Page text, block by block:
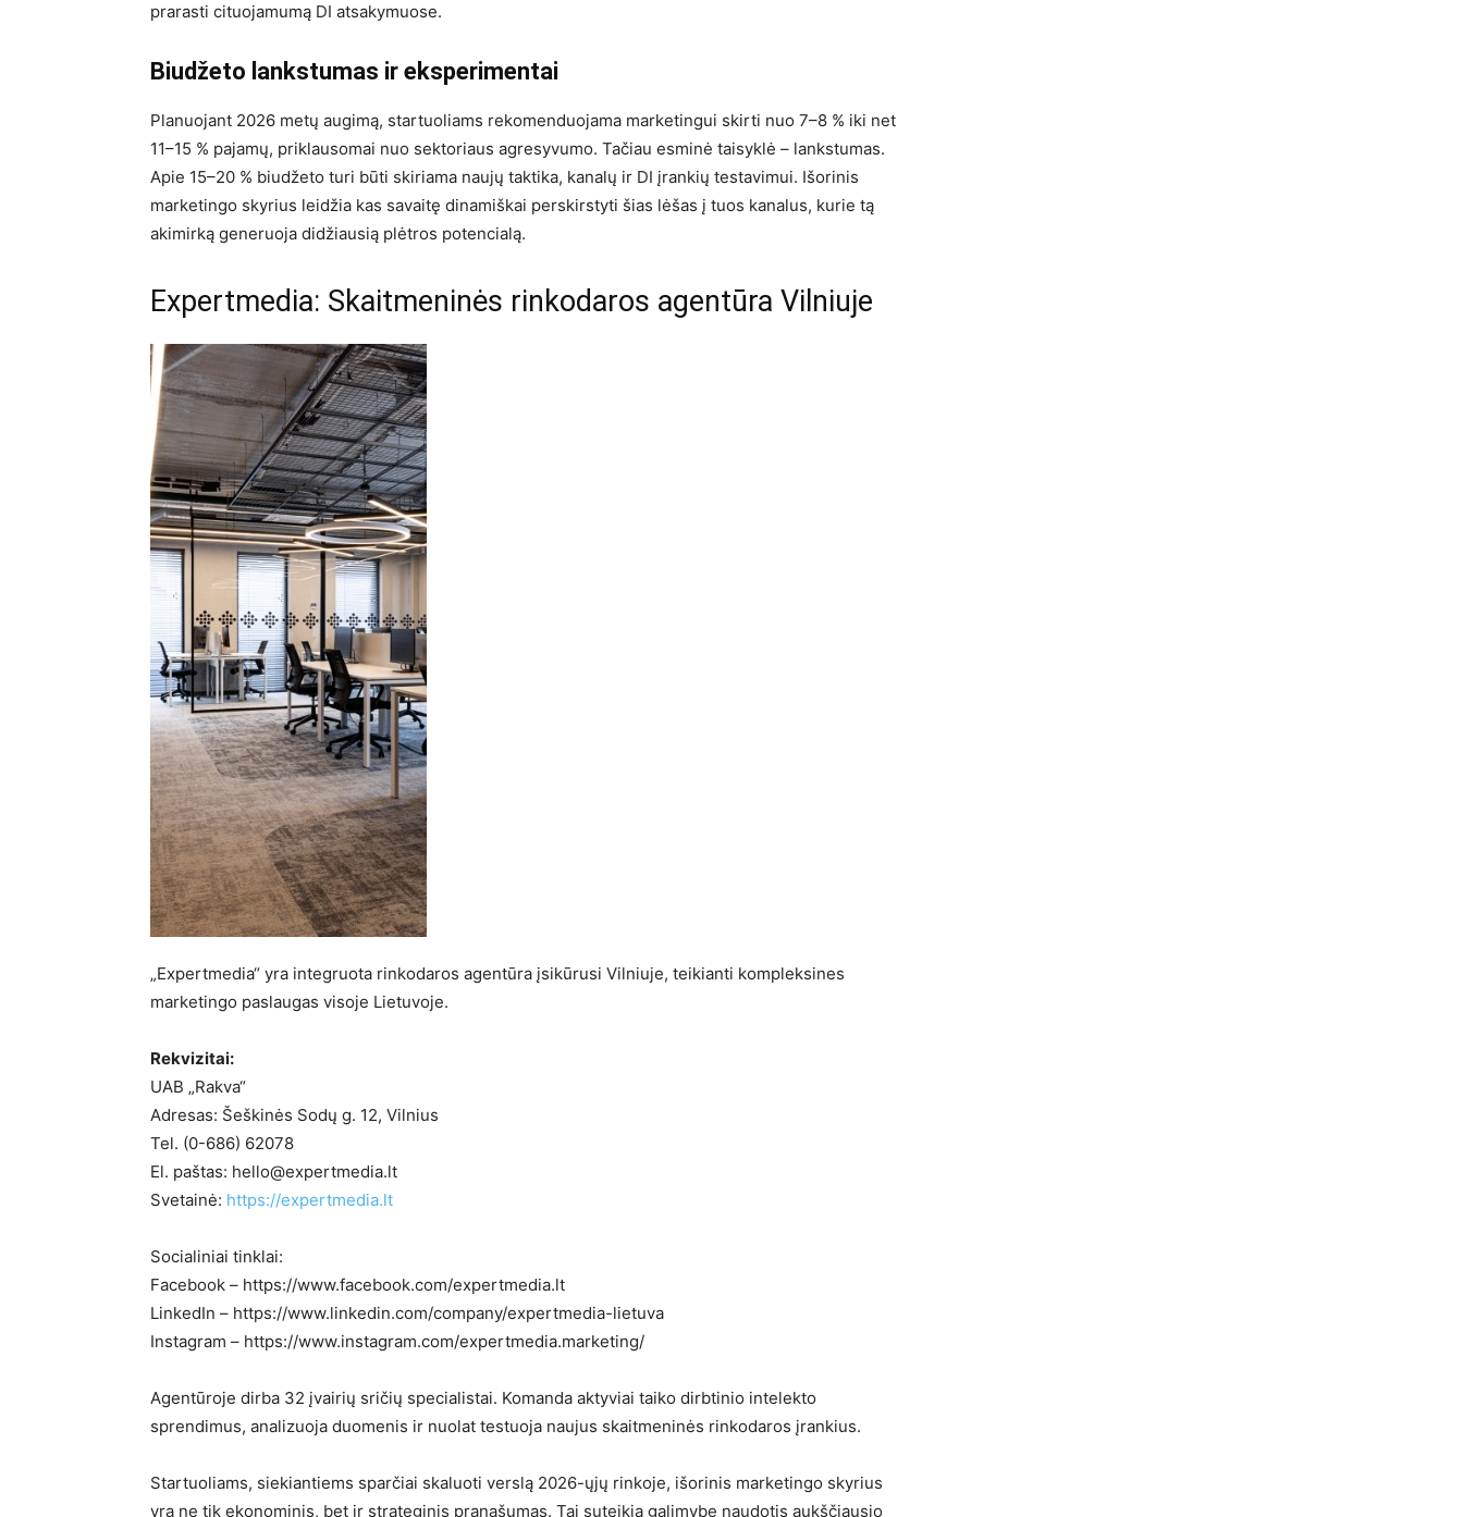
prarasti cituojamumą DI atsakymuose.
Biudžeto lankstumas ir eksperimentai
Planuojant 2026 metų augimą, startuoliams rekomenduojama marketingui skirti nuo 7–8 % iki net
11–15 % pajamų, priklausomai nuo sektoriaus agresyvumo. Tačiau esminė taisyklė – lankstumas.
Apie 15–20 % biudžeto turi būti skiriama naujų taktika, kanalų ir DI įrankių testavimui. Išorinis
marketingo skyrius leidžia kas savaitę dinamiškai perskirstyti šias lėšas į tuos kanalus, kurie tą
akimirką generuoja didžiausią plėtros potencialą.
Expertmedia: Skaitmeninės rinkodaros agentūra Vilniuje
„Expertmedia“ yra integruota rinkodaros agentūra įsikūrusi Vilniuje, teikianti kompleksines
marketingo paslaugas visoje Lietuvoje.
Rekvizitai:
UAB „Rakva“
Adresas: Šeškinės Sodų g. 12, Vilnius
Tel. (0-686) 62078
El. paštas: hello@expertmedia.lt
Svetainė: https://expertmedia.lt
Socialiniai tinklai:
Facebook – https://www.facebook.com/expertmedia.lt
LinkedIn – https://www.linkedin.com/company/expertmedia-lietuva
Instagram – https://www.instagram.com/expertmedia.marketing/
Agentūroje dirba 32 įvairių sričių specialistai. Komanda aktyviai taiko dirbtinio intelekto
sprendimus, analizuoja duomenis ir nuolat testuoja naujus skaitmeninės rinkodaros įrankius.
Startuoliams, siekiantiems sparčiai skaluoti verslą 2026-ųjų rinkoje, išorinis marketingo skyrius
yra ne tik ekonominis, bet ir strateginis pranašumas. Tai suteikia galimybę naudotis aukščiausio